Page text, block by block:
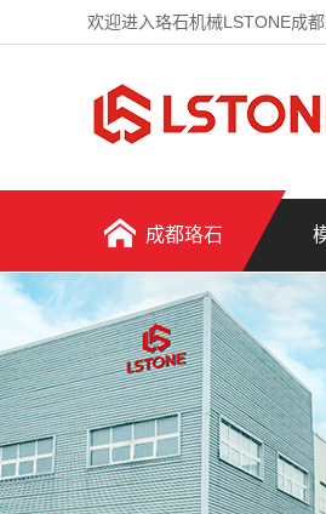
欢迎进入珞石机械LSTONE成都
成都珞石